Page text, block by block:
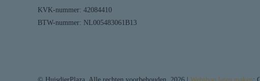
KVK-nummer: 42084410
BTW-nummer: NL005483061B13